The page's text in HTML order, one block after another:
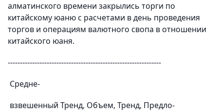
алматинского времени закрылись торги по
китайскому юаню с расчетами в день проведения
торгов и операциям валютного свопа в отношении
китайского юаня.
---------------------------------------------------------------
Средне-
взвешенный Тренд, Объем, Тренд, Предло-